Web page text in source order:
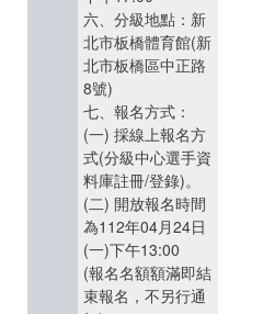
六、分級地點：新
北市板橋體育館(新
北市板橋區中正路
8號)
七、報名方式：
(一) 採線上報名方
式(分級中心選手資
料庫註冊/登錄)。
(二) 開放報名時間
為112年04月24日
(一)下午13:00
(報名名額額滿即結
束報名，不另行通